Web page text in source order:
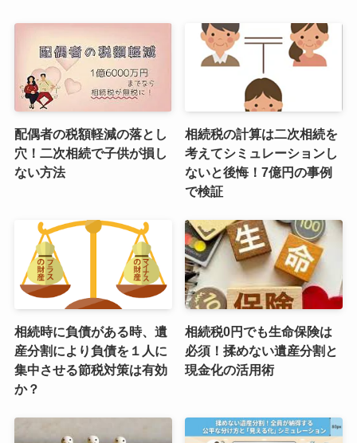
配偶者の税額軽減の落とし
穴！二次相続で子供が損し
ない方法
相続税の計算は二次相続を
考えてシミュレーションし
ないと後悔！7億円の事例
で検証
相続時に負債がある時、遺
産分割により負債を１人に
集中させる節税対策は有効
か？
相続税0円でも生命保険は
必須！揉めない遺産分割と
現金化の活用術